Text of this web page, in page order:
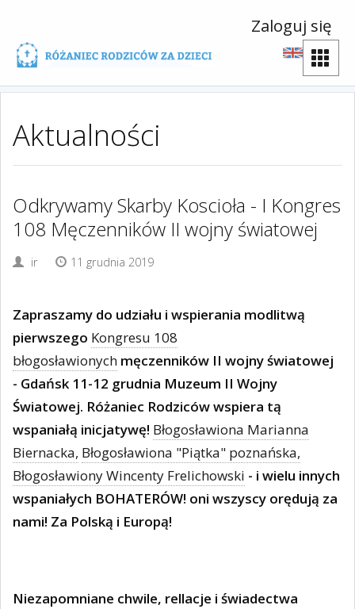
Zaloguj się
Aktualności
Odkrywamy Skarby Koscioła - I Kongres
108 Męczenników II wojny światowej
ir 11 grudnia 2019
Zapraszamy do udziału i wspierania modlitwą
pierwszego Kongresu 108
błogosławionych męczenników II wojny światowej
- Gdańsk 11-12 grudnia Muzeum II Wojny
Światowej. Różaniec Rodziców wspiera tą
wspaniałą inicjatywę! Błogosławiona Marianna
Biernacka, Błogosławiona "Piątka" poznańska,
Błogosławiony Wincenty Frelichowski - i wielu innych
wspaniałych BOHATERÓW! oni wszyscy orędują za
nami! Za Polską i Europą!
Niezapomniane chwile, rellacje i świadectwa